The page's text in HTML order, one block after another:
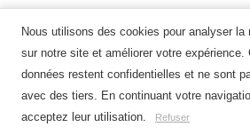
Nous utilisons des cookies pour analyser la
sur notre site et améliorer votre expérience.
données restent confidentielles et ne sont
avec des tiers. En continuant votre
acceptez leur utilisation.
Refuser
Ajouter au
Contact us
Télécharger l'application mobile